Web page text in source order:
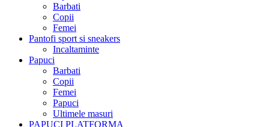
Barbati
Copii
Femei
Pantofi sport si sneakers
Incaltaminte
Papuci
Barbati
Copii
Femei
Papuci
Ultimele masuri
PAPUCI PLATFORMA